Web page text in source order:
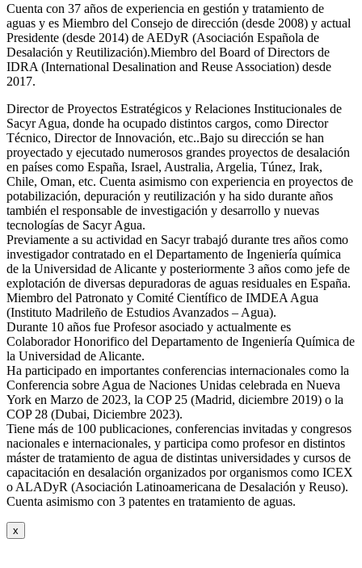
Cuenta con 37 años de experiencia en gestión y tratamiento de
aguas y es Miembro del Consejo de dirección (desde 2008) y actual
Presidente (desde 2014) de AEDyR (Asociación Española de
Desalación y Reutilización).Miembro del Board of Directors de
IDRA (International Desalination and Reuse Association) desde
2017.
Director de Proyectos Estratégicos y Relaciones Institucionales de
Sacyr Agua, donde ha ocupado distintos cargos, como Director
Técnico, Director de Innovación, etc..Bajo su dirección se han
proyectado y ejecutado numerosos grandes proyectos de desalación
en países como España, Israel, Australia, Argelia, Túnez, Irak,
Chile, Oman, etc. Cuenta asimismo con experiencia en proyectos de
potabilización, depuración y reutilización y ha sido durante años
también el responsable de investigación y desarrollo y nuevas
tecnologías de Sacyr Agua.
Previamente a su actividad en Sacyr trabajó durante tres años como
investigador contratado en el Departamento de Ingeniería química
de la Universidad de Alicante y posteriormente 3 años como jefe de
explotación de diversas depuradoras de aguas residuales en España.
Miembro del Patronato y Comité Científico de IMDEA Agua
(Instituto Madrileño de Estudios Avanzados – Agua).
Durante 10 años fue Profesor asociado y actualmente es
Colaborador Honorifico del Departamento de Ingeniería Química de
la Universidad de Alicante.
Ha participado en importantes conferencias internacionales como la
Conferencia sobre Agua de Naciones Unidas celebrada en Nueva
York en Marzo de 2023, la COP 25 (Madrid, diciembre 2019) o la
COP 28 (Dubai, Diciembre 2023).
Tiene más de 100 publicaciones, conferencias invitadas y congresos
nacionales e internacionales, y participa como profesor en distintos
máster de tratamiento de agua de distintas universidades y cursos de
capacitación en desalación organizados por organismos como ICEX
o ALADyR (Asociación Latinoamericana de Desalación y Reuso).
Cuenta asimismo con 3 patentes en tratamiento de aguas.
x